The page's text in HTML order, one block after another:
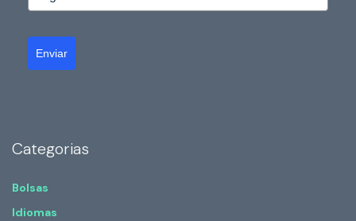
Enviar
Categorias
Bolsas
Idiomas